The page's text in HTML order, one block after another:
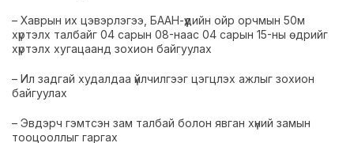
– Хаврын их цэвэрлэгээ, БААН-үүдийн ойр орчмын 50м
хүртэлх талбайг 04 сарын 08-наас 04 сарын 15-ны өдрийг
хүртэлх хугацаанд зохион байгуулах
– Ил задгай худалдаа үйлчилгээг цэгцлэх ажлыг зохион
байгуулах
– Эвдэрч гэмтсэн зам талбай болон явган хүний замын
тооцооллыг гаргах